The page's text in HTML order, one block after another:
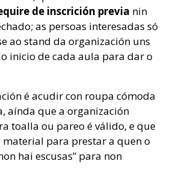
de inscrición previa nin
as persoas interesadas só
ao stand da organización uns
inicio de cada aula para dar o
é acudir con roupa cómoda
aínda que a organización
toalla ou pareo é válido, e que
para prestar a quen o
hai escusas” para non